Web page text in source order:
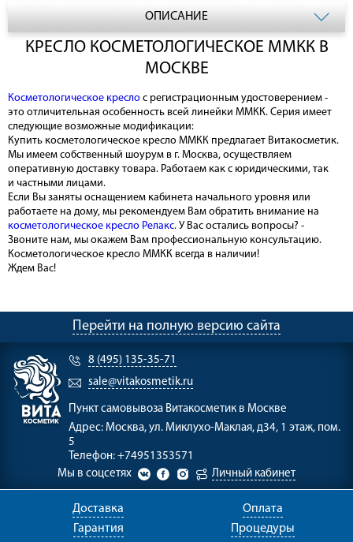
ОПИСАНИЕ
КРЕСЛО КОСМЕТОЛОГИЧЕСКОЕ ММКК В
МОСКВЕ
Косметологическое кресло с регистрационным удостоверением -
это отличительная особенность всей линейки ММКК. Серия имеет
следующие возможные модификации:
Купить косметологическое кресло ММКК предлагает Витакосметик.
Мы имеем собственный шоурум в г. Москва, осуществляем
оперативную доставку товара. Работаем как с юридическими, так
и частными лицами.
Если Вы заняты оснащением кабинета начального уровня или
работаете на дому, мы рекомендуем Вам обратить внимание на
косметологическое кресло Релакс. У Вас остались вопросы? -
Звоните нам, мы окажем Вам профессиональную консультацию.
Косметологическое кресло ММКК всегда в наличии!
Ждем Вас!
Перейти на полную версию сайта
8 (495) 135-35-71
sale@vitakosmetik.ru
Пункт самовывоза Витакосметик в Москве
Адрес: Москва, ул. Миклухо-Маклая, д34, 1 этаж, пом.
5
Телефон: +74951353571
Мы в соцсетях
Личный кабинет
Доставка
Оплата
Гарантия
Процедуры